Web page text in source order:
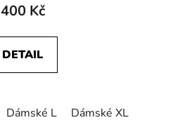
400 Kč
DETAIL
Dámské L Dámské XL